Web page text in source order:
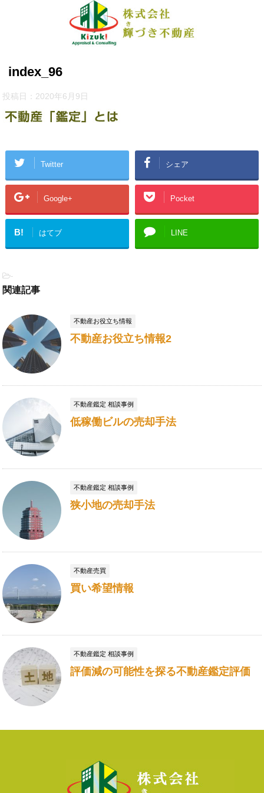
index_96
投稿日： 2020年6月9日
Twitter シェア
Google+ Pocket
B! はてブ LINE
-
関連記事
不動産お役立ち情報
不動産お役立ち情報2
不動産鑑定 相談事例
低稼働ビルの売却手法
不動産鑑定 相談事例
狭小地の売却手法
不動産売買
買い希望情報
不動産鑑定 相談事例
評価減の可能性を探る不動産鑑定評価